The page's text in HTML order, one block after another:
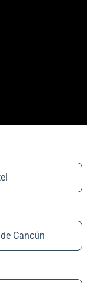
Cancún